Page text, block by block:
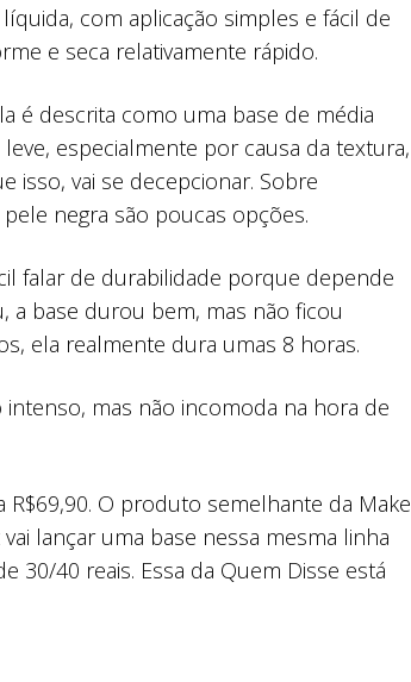
com aplicação simples e fácil de
e seca relativamente rápido.
é descrita como uma base de média
especialmente por causa da textura,
isso, vai se decepcionar. Sobre
negra são poucas opções.
falar de durabilidade porque depende
a base durou bem, mas não ficou
ela realmente dura umas 8 horas.
mas não incomoda na hora de
R$69,90. O produto semelhante da Make
lançar uma base nessa mesma linha
30/40 reais. Essa da Quem Disse está